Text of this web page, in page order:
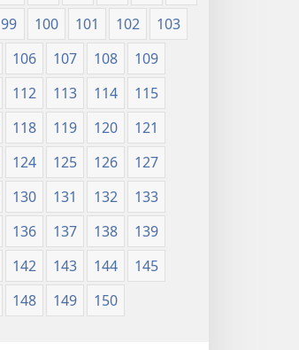
99 100 101 102
103
106 107 108
109
112 113 114
115
118 119 120
121
124 125 126
127
130 131 132
133
136 137 138
139
142 143 144
145
148 149 150